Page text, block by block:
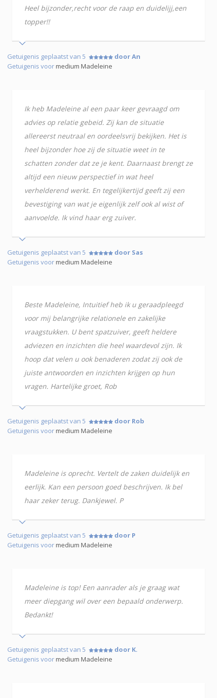
Heel bijzonder,recht voor de raap en duidelijj,een
topper!!
Getuigenis geplaatst van 5
door An
Getuigenis voormedium Madeleine
Ik heb Madeleine al een paar keer gevraagd om
advies op relatie gebeid. Zij kan de situatie
allereerst neutraal en oordeelsvrij bekijken. Het is
heel bijzonder hoe zij de situatie weet in te
schatten zonder dat ze je kent. Daarnaast brengt ze
altijd een nieuw perspectief in wat heel
verhelderend werkt. En tegelijkertijd geeft zij een
bevestiging van wat je eigenlijk zelf ook al wist of
aanvoelde. Ik vind haar erg zuiver.
Getuigenis geplaatst van 5
door Sas
Getuigenis voormedium Madeleine
Beste Madeleine, Intuitief heb ik u geraadpleegd
voor mij belangrijke relationele en zakelijke
vraagstukken. U bent spatzuiver, geeft heldere
adviezen en inzichten die heel waardevol zijn. Ik
hoop dat velen u ook benaderen zodat zij ook de
juiste antwoorden en inzichten krijgen op hun
vragen. Hartelijke groet, Rob
Getuigenis geplaatst van 5
door Rob
Getuigenis voormedium Madeleine
Madeleine is oprecht. Vertelt de zaken duidelijk en
eerlijk. Kan een persoon goed beschrijven. Ik bel
haar zeker terug. Dankjewel. P
Getuigenis geplaatst van 5
door P
Getuigenis voormedium Madeleine
Madeleine is top! Een aanrader als je graag wat
meer diepgang wil over een bepaald onderwerp.
Bedankt!
Getuigenis geplaatst van 5
door K.
Getuigenis voormedium Madeleine